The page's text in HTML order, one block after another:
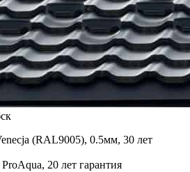
(RAL9005), 0.5мм, 30 лет
20 лет гарантия